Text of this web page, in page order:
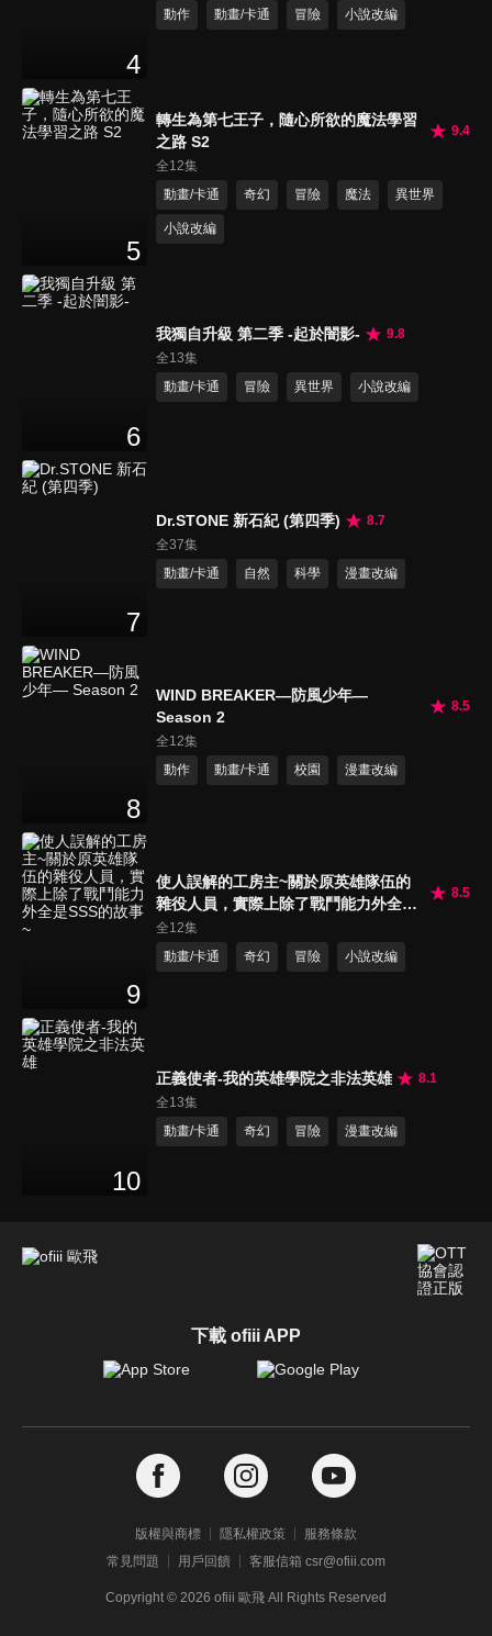
4
動作
動畫/卡通 冒險 小說改編
5
轉生為第七王子，隨心所欲的魔法學習
之路 S2
9.4
全12集
動畫/卡通
奇幻 冒險 魔法 異世界
小說改編
6
我獨自升級 第二季 -起於闇影-
9.8
全13集
動畫/卡通
冒險 異世界 小說改編
7
Dr.STONE 新石紀 (第四季)
8.7
全37集
動畫/卡通
自然 科學 漫畫改編
8
WIND BREAKER—防風少年—
Season 2
8.5
全12集
動作
動畫/卡通 校園 漫畫改編
9
使人誤解的工房主~關於原英雄隊伍的
雜役人員，實際上除了戰鬥能力外全是
SSS的故事~
8.5
全12集
動畫/卡通
奇幻 冒險 小說改編
10
正義使者-我的英雄學院之非法英雄
8.1
全13集
動畫/卡通
奇幻 冒險 漫畫改編
下載 ofiii APP
版權與商標 隱私權政策
服務條款
常見問題
用戶回饋 客服信箱 csr@ofiii.com
Copyright © 2026 ofiii 歐飛 All Rights Reserved